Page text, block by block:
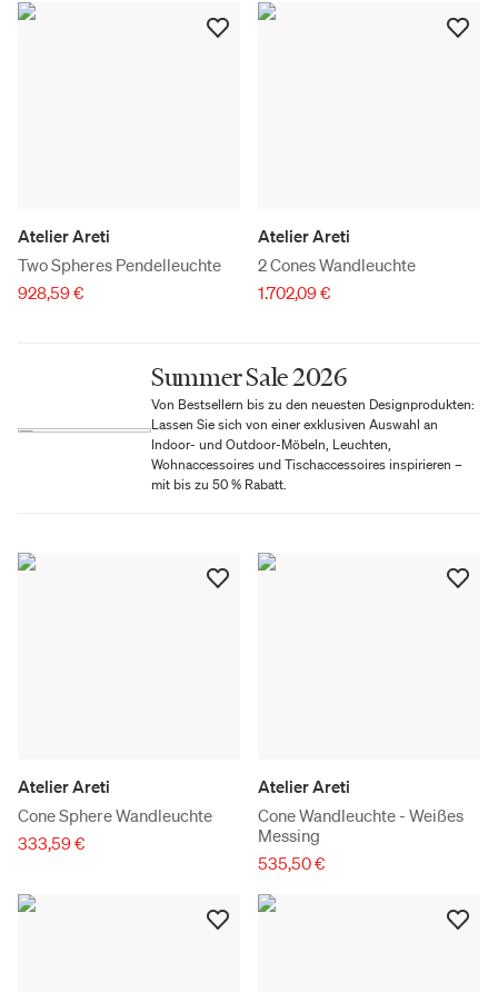
Atelier Areti
Two Spheres Pendelleuchte
928,59 €
Atelier Areti
2 Cones Wandleuchte
1.702,09 €
Summer Sale 2026
Von Bestsellern bis zu den neuesten Designprodukten:
Lassen Sie sich von einer exklusiven Auswahl an
Indoor- und Outdoor-Möbeln, Leuchten,
Wohnaccessoires und Tischaccessoires inspirieren –
mit bis zu 50 % Rabatt.
Atelier Areti
Cone Sphere Wandleuchte
333,59 €
Atelier Areti
Cone Wandleuchte - Weißes
Messing
535,50 €